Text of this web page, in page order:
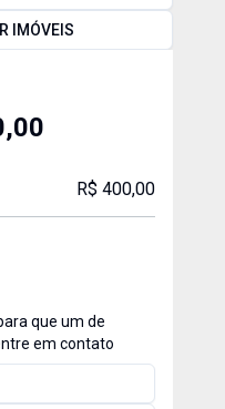
IMÓVEIS
R$ 400,00
que um de
em contato